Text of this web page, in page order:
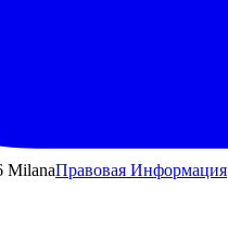
MilanaПравовая Информация